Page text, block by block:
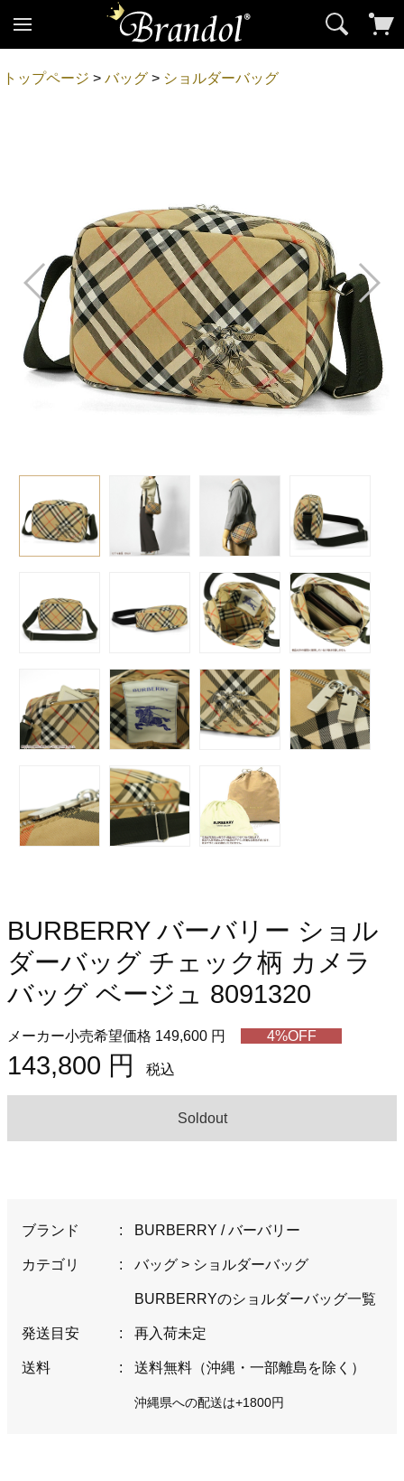
トップページ >バッグ > ショルダーバッグ
BURBERRY バーバリー ショル
ダーバッグ チェック柄 カメラ
バッグ ベージュ 8091320
メーカー小売希望価格 149,600 円 4%OFF
143,800 円 税込
Soldout
ブランド : BURBERRY / バーバリー
カテゴリ : バッグ> ショルダーバッグ
BURBERRYのショルダーバッグ一覧
発送目安 : 再入荷未定
送料 : 送料無料（沖縄・一部離島を除く）
沖縄県への配送は+1800円